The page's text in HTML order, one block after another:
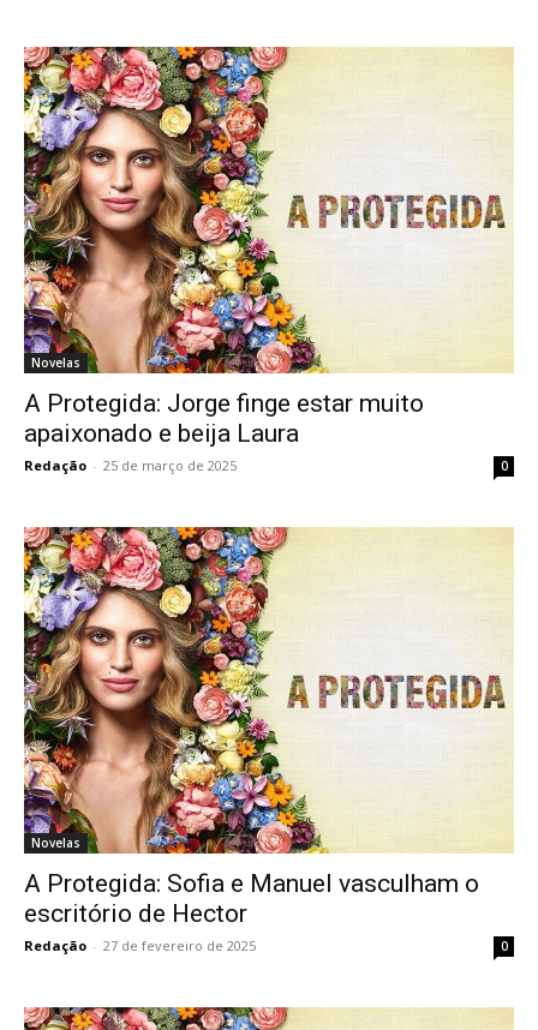
Novelas
A Protegida: Jorge finge estar muito
apaixonado e beija Laura
Redação - 25 de março de 2025 0
Novelas
A Protegida: Sofia e Manuel vasculham o
escritório de Hector
Redação - 27 de fevereiro de 2025 0